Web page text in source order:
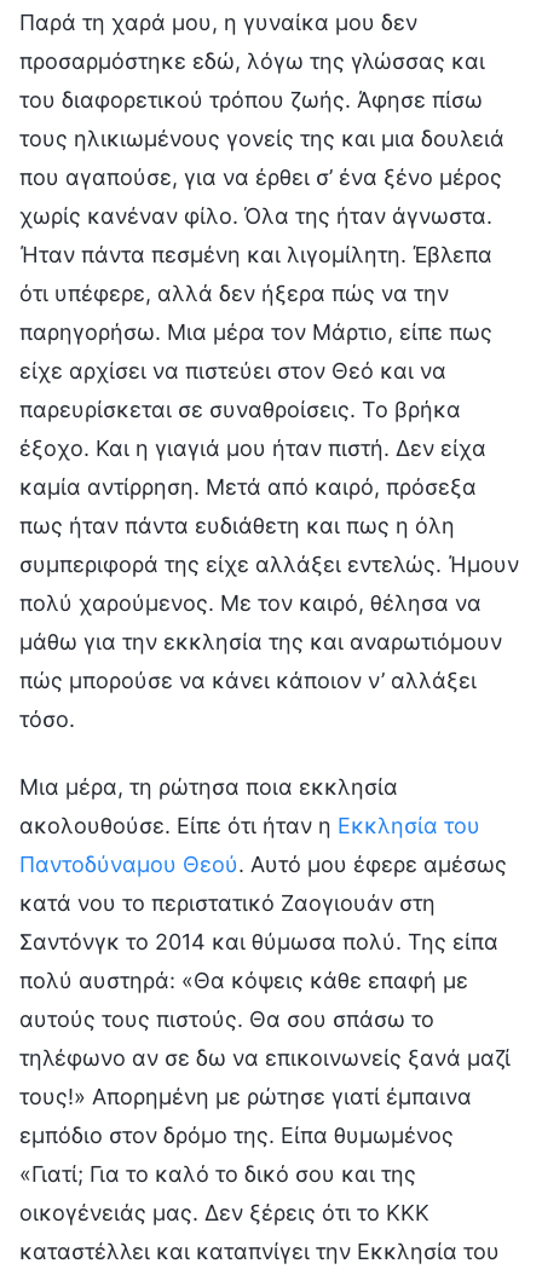
Παρά τη χαρά μου, η γυναίκα μου δεν
προσαρμόστηκε εδώ, λόγω της γλώσσας και
του διαφορετικού τρόπου ζωής. Άφησε πίσω
τους ηλικιωμένους γονείς της και μια δουλειά
που αγαπούσε, για να έρθει σ’ ένα ξένο μέρος
χωρίς κανέναν φίλο. Όλα της ήταν άγνωστα.
Ήταν πάντα πεσμένη και λιγομίλητη. Έβλεπα
ότι υπέφερε, αλλά δεν ήξερα πώς να την
παρηγορήσω. Μια μέρα τον Μάρτιο, είπε πως
είχε αρχίσει να πιστεύει στον Θεό και να
παρευρίσκεται σε συναθροίσεις. Το βρήκα
έξοχο. Και η γιαγιά μου ήταν πιστή. Δεν είχα
καμία αντίρρηση. Μετά από καιρό, πρόσεξα
πως ήταν πάντα ευδιάθετη και πως η όλη
συμπεριφορά της είχε αλλάξει εντελώς. Ήμουν
πολύ χαρούμενος. Με τον καιρό, θέλησα να
μάθω για την εκκλησία της και αναρωτιόμουν
πώς μπορούσε να κάνει κάποιον ν’ αλλάξει
τόσο.
Μια μέρα, τη ρώτησα ποια εκκλησία
ακολουθούσε. Είπε ότι ήταν η Εκκλησία του
Παντοδύναμου Θεού. Αυτό μου έφερε αμέσως
κατά νου το περιστατικό Ζαογιουάν στη
Σαντόνγκ το 2014 και θύμωσα πολύ. Της είπα
πολύ αυστηρά: «Θα κόψεις κάθε επαφή με
αυτούς τους πιστούς. Θα σου σπάσω το
τηλέφωνο αν σε δω να επικοινωνείς ξανά μαζί
τους!» Απορημένη με ρώτησε γιατί έμπαινα
εμπόδιο στον δρόμο της. Είπα θυμωμένος
«Γιατί; Για το καλό το δικό σου και της
οικογένειάς μας. Δεν ξέρεις ότι το ΚΚΚ
καταστέλλει και καταπνίγει την Εκκλησία του